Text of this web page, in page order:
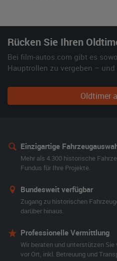
Rücken Sie Ihren
Bei film-autos.com gibt es
Hauptrollen zu vergeben – und
Oldtimer
Einzigartige
Mehr als 4.300 historische
Fundus für Ihre Projekte.
Bundesweit verfügbar
Zugang zu historischen
darüber hinaus.
Professionelle Vermittlung
Wir beraten und unterstützen
vor Ort, inkl. Betreuung und